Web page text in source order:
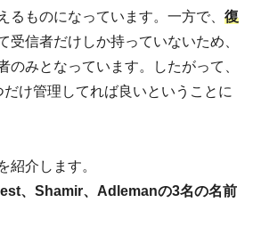
るものになっています。一方で、 復
受信者だけしか持っていないため、
のみとなっています。したがって、
け管理してれば良いということに
紹介します。
、Shamir、Adlemanの3名の名前